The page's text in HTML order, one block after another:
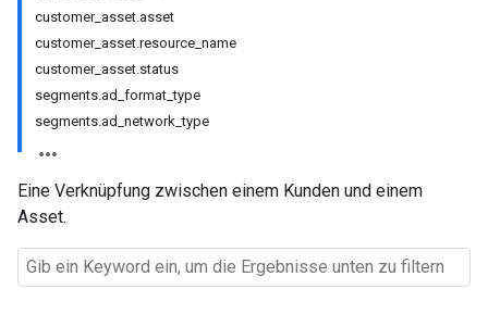
customer_asset.asset
customer_asset.resource_name
customer_asset.status
segments.ad_format_type
segments.ad_network_type
Eine Verknüpfung zwischen einem Kunden und einem
Asset.